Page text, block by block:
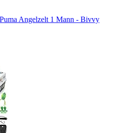
Angelzelt 1 Mann - Bivvy